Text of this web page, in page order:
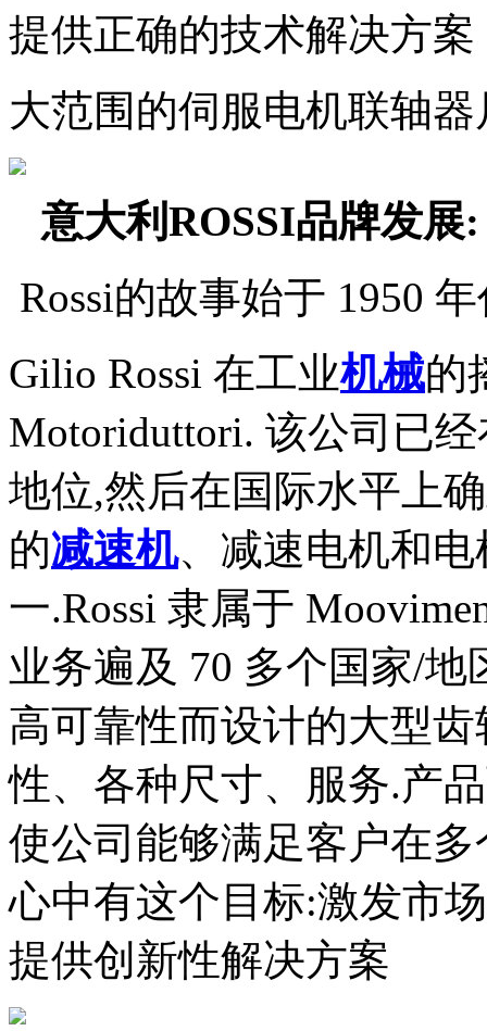
提供正确的技术解决方案
大范围的伺服电机联轴器
意大利ROSSI品牌发展:
Rossi的故事始于 1950
Gilio Rossi 在工业机械的
Motoriduttori. 该公司已
地位,然后在国际水平上
的减速机、减速电机和
一.Rossi 隶属于
业务遍及 70 多个国家/
高可靠性而设计的大型
性、各种尺寸、服务.产
使公司能够满足客户在
心中有这个目标:激发市
提供创新性解决方案